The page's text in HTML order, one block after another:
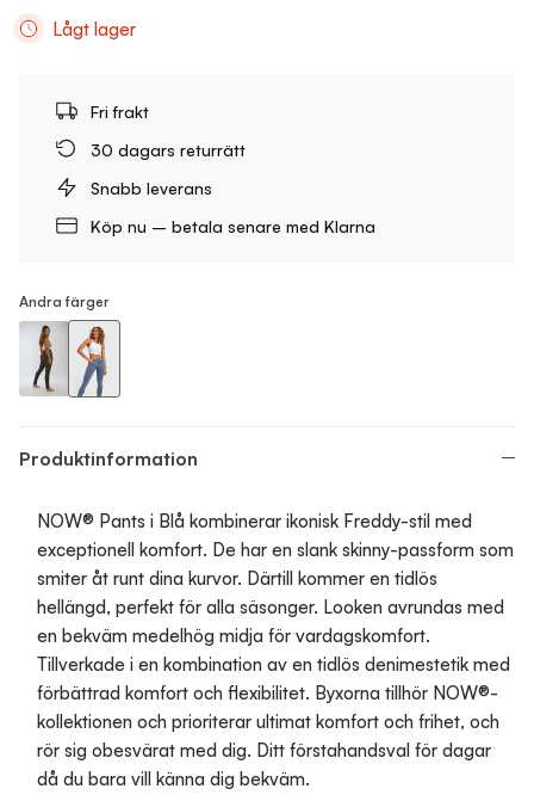
Lågt lager
Fri frakt
30 dagars returrätt
Snabb leverans
Köp nu – betala senare med Klarna
Andra färger
Produktinformation
NOW® Pants i Blå kombinerar ikonisk Freddy-stil med
exceptionell komfort. De har en slank skinny-passform som
smiter åt runt dina kurvor. Därtill kommer en tidlös
hellängd, perfekt för alla säsonger. Looken avrundas med
en bekväm medelhög midja för vardagskomfort.
Tillverkade i en kombination av en tidlös denimestetik med
förbättrad komfort och flexibilitet. Byxorna tillhör NOW®-
kollektionen och prioriterar ultimat komfort och frihet, och
rör sig obesvärat med dig. Ditt förstahandsval för dagar
då du bara vill känna dig bekväm.